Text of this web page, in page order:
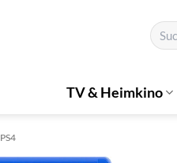
Suchen
nach:
TV & Heimkino
PS4